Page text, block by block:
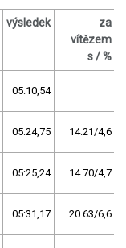
výsledek
za
vítězem
s / %
05:10,54
05:24,75 14.21/4,6
05:25,24 14.70/4,7
05:31,17 20.63/6,6